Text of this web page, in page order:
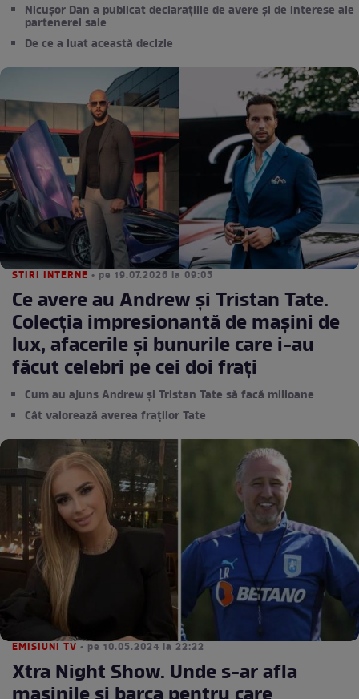
Nicușor Dan a publicat declarațiile de avere și de interese ale
partenerei sale
De ce a luat această decizie
STIRI INTERNE • pe 19.07.2026 la 09:05
Ce avere au Andrew și Tristan Tate.
Colecția impresionantă de mașini de
lux, afacerile și bunurile care i-au
făcut celebri pe cei doi frați
Cum au ajuns Andrew și Tristan Tate să facă milioane
Cât valorează averea fraților Tate
EMISIUNI TV • pe 10.05.2024 la 22:22
Xtra Night Show. Unde s-ar afla